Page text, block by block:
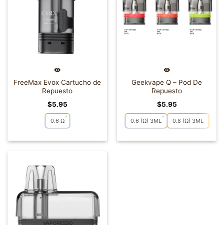
FreeMax Evox Cartucho de
Repuesto
$5.95
0.6 Ω
Geekvape Q – Pod De
Repuesto
$5.95
0.6 (Ω) 3ML 0.8 (Ω) 3ML